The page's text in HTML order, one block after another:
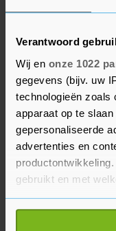
Verantwoord
Wij en onze 1022
gegevens (bijv. uw
technologieën zoals
apparaat op te
gepersonaliseerde
advertenties en
gebruikt en met
Als u het toestaat,